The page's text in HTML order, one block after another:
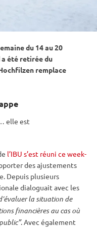
du 14 au 20
a été retirée du
remplace
elle est
l’IBU s’est réuni ce week-
des ajustements
Depuis plusieurs
dialoguait avec les
la situation de
financières au cas où
. Avec également